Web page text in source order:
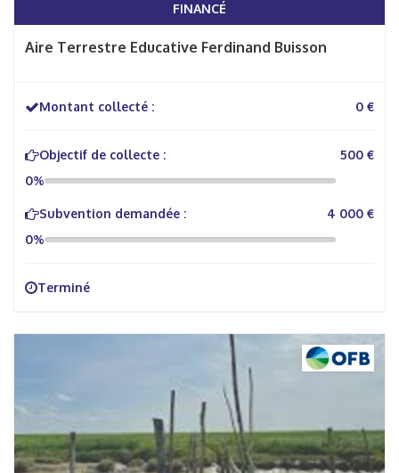
FINANCÉ
Aire Terrestre Educative Ferdinand Buisson
Montant collecté : 0 €
Objectif de collecte :
500 €
0%
Subvention demandée :
4 000 €
0%
Terminé